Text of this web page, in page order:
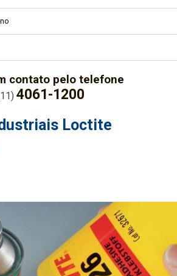
contato pelo telefone
4061-1200
Loctite